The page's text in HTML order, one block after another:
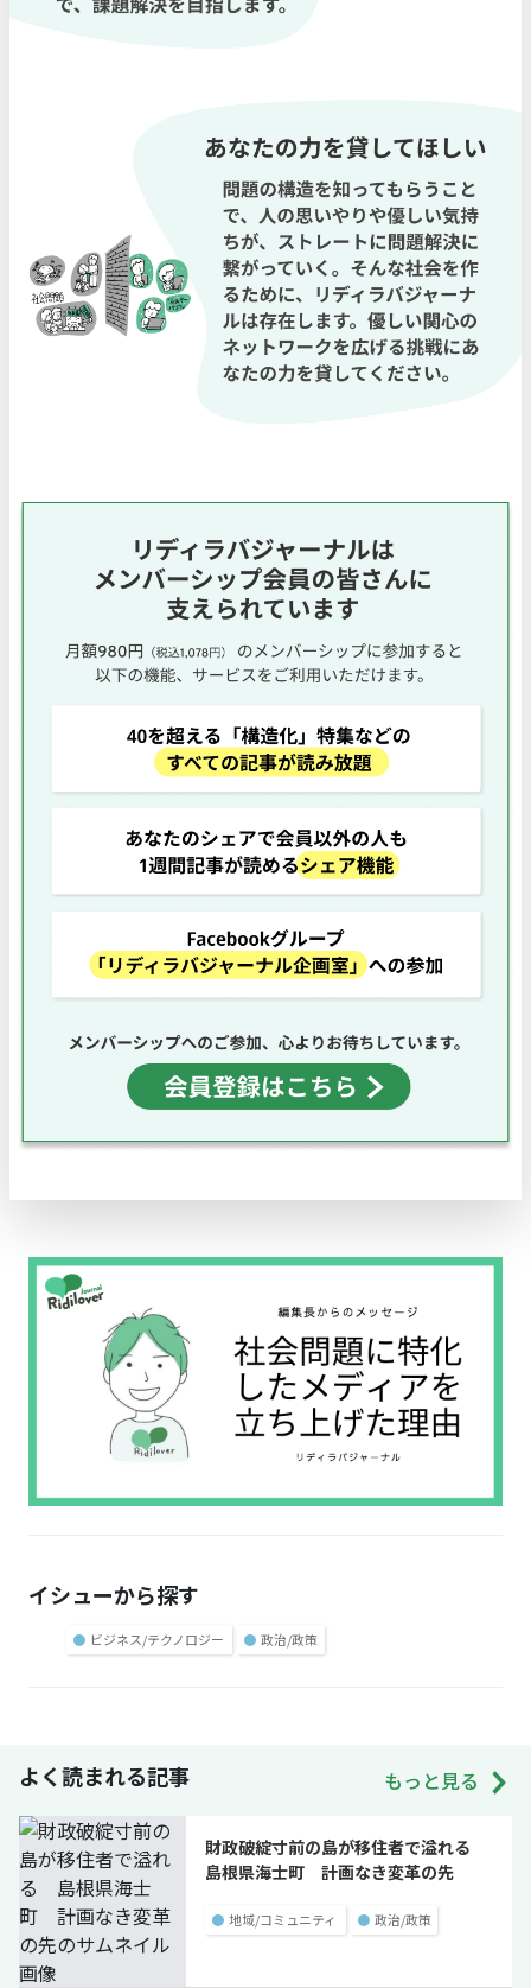
イシューから探す
● ビジネス/テクノロジー ● 政治/政策
よく読まれる記事 もっと見る
財政破綻寸前の島が移住者で溢れる
島根県海士町 計画なき変革の先
● 地域/コミュニティ ● 政治/政策